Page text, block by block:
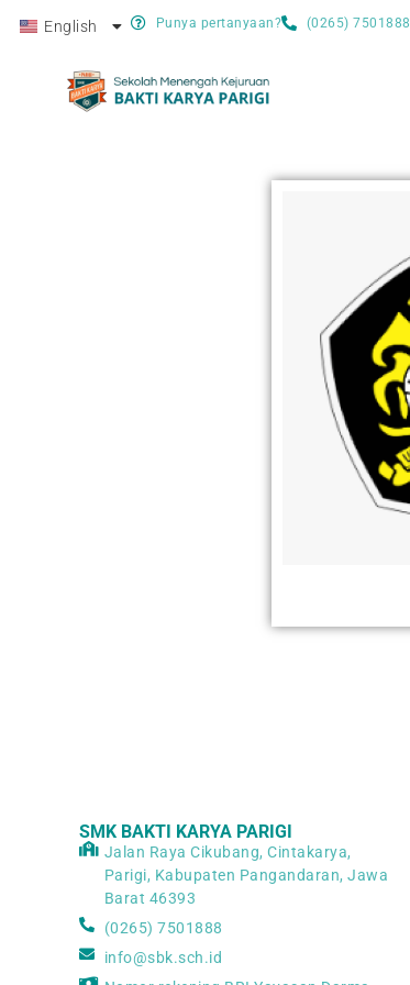
English
Bahasa IndonesiaPunya pertanyaan? (0265) 7501888
SMK BAKTI KARYA PARIGI
Jalan Raya Cikubang, Cintakarya,
Parigi, Kabupaten Pangandaran, Jawa
Barat 46393
(0265) 7501888
info@sbk.sch.id